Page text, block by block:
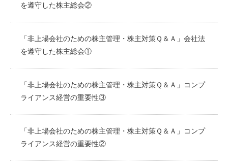
を遵守した株主総会②
「非上場会社のための株主管理・株主対策Ｑ＆Ａ」会社法
を遵守した株主総会①
「非上場会社のための株主管理・株主対策Ｑ＆Ａ」コンプ
ライアンス経営の重要性③
「非上場会社のための株主管理・株主対策Ｑ＆Ａ」コンプ
ライアンス経営の重要性②